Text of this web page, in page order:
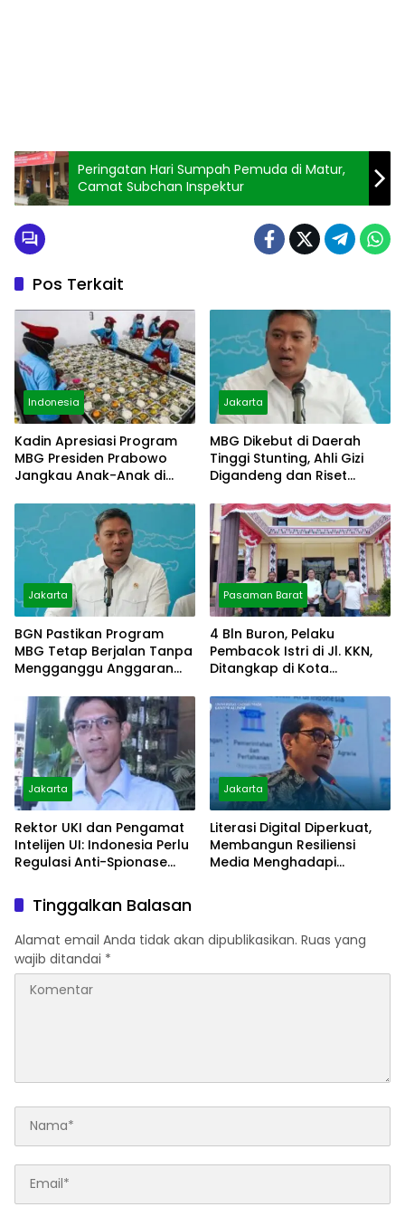
Peringatan Hari Sumpah Pemuda di Matur,
Camat Subchan Inspektur
Pos Terkait
Indonesia
Kadin Apresiasi Program
MBG Presiden Prabowo
Jangkau Anak-Anak di
Jakarta
MBG Dikebut di Daerah
Tinggi Stunting, Ahli Gizi
Digandeng dan Riset
Jakarta
BGN Pastikan Program
MBG Tetap Berjalan Tanpa
Mengganggu Anggaran
Pasaman Barat
4 Bln Buron, Pelaku
Pembacok Istri di Jl. KKN,
Ditangkap di Kota
Jakarta
Rektor UKI dan Pengamat
Intelijen UI: Indonesia Perlu
Regulasi Anti-Spionase
Jakarta
Literasi Digital Diperkuat,
Membangun Resiliensi
Media Menghadapi
Tinggalkan Balasan
Alamat email Anda tidak akan dipublikasikan. Ruas yang
wajib ditandai *